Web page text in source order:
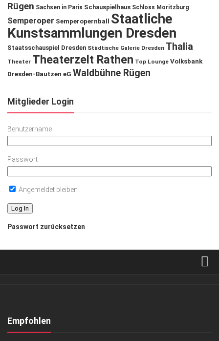
Rügen Sachsen in Paris Schauspielhaus Schloss Moritzburg
Semperoper Semperopernball
Staatliche
Kunstsammlungen Dresden
Staatsschauspiel Dresden Städtische Galerie Dresden Thalia
Theater Theaterzelt Rathen Top Lounge Volksbank
Dresden-Bautzen eG Waldbühne Rügen
Mitglieder Login
Benutzername
Passwort
Angemeldet bleiben
Passwort zurücksetzen
Kontakt, Impressum
Empfohlen